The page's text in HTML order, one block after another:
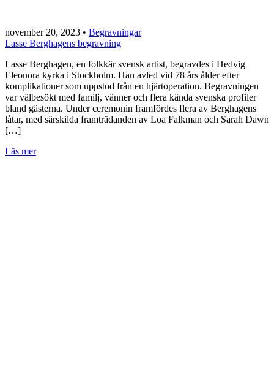
november 20, 2023 • Begravningar
Lasse Berghagens begravning
Lasse Berghagen, en folkkär svensk artist, begravdes i Hedvig
Eleonora kyrka i Stockholm. Han avled vid 78 års ålder efter
komplikationer som uppstod från en hjärtoperation. Begravningen
var välbesökt med familj, vänner och flera kända svenska profiler
bland gästerna. Under ceremonin framfördes flera av Berghagens
låtar, med särskilda framträdanden av Loa Falkman och Sarah Dawn
[…]
Läs mer